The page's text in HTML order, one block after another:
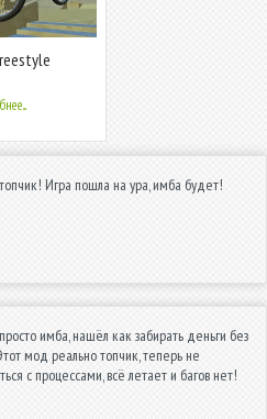
Игра пошла на ура, имба будет!
имба, нашёл как забирать деньги без
мод реально топчик, теперь не
с процессами, всё летает и багов нет!